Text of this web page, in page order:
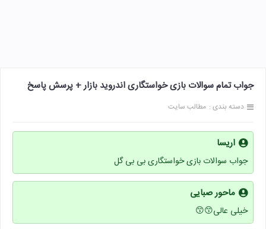
جواب تمام سوالات بازی خواستگاری اندروید بازار + پرسش پاسخ
دسته بندی : مطالب سایت
اریسا
جواب سوالات بازی خواستگاری بی بی گل
ماحور صبایی
خیلی عالی😙😙